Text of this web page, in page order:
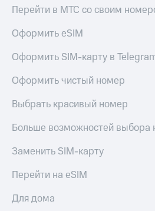
Перейти в МТС со своим
Оформить eSIM
Оформить SIM-карту в
Оформить чистый номер
Выбрать красивый номер
Больше возможностей выбора
Заменить SIM-карту
Перейти на eSIM
Для дома